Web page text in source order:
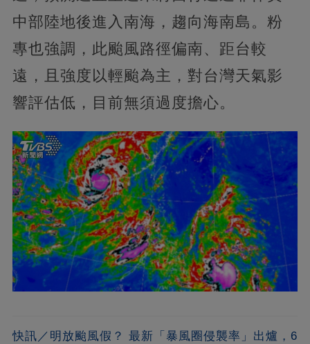
中部陸地後進入南海，趨向海南島。粉
專也強調，此颱風路徑偏南、距台較
遠，且強度以輕颱為主，對台灣天氣影
響評估低，目前無須過度擔心。
快訊／明放颱風假？ 最新「暴風圈侵襲率」出爐，6